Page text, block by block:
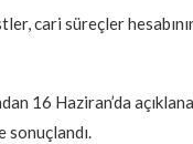
cari süreçler
16 Haziran’da